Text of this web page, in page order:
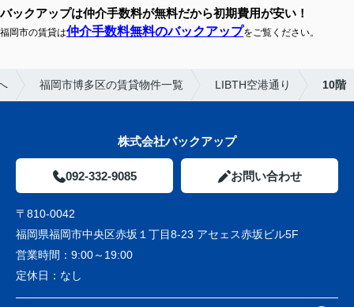
バックアップは仲介手数料が無料だから初期費用が安い！
福岡市の賃貸は仲介手数料無料のバックアップをご覧ください。
福岡市博多区の賃貸物件一覧 LIBTH空港通り 10階
株式会社バックアップ
092-332-9085 お問い合わせ
〒810-0042
福岡県福岡市中央区赤坂１丁目8-23 アセェス赤坂ビル5F
営業時間： 9:00～19:00
定休日： なし